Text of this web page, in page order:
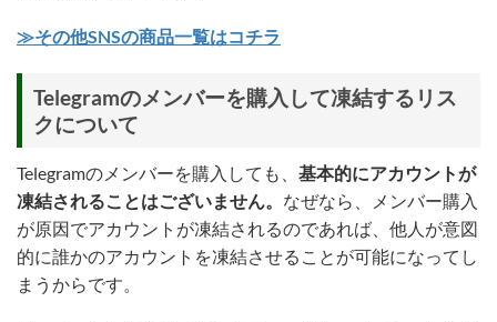
≫その他SNSの商品一覧はコチラ
Telegramのメンバーを購入して凍結するリス
クについて
Telegramのメンバーを購入しても、 基本的にアカウントが
凍結されることはございません。 なぜなら、メンバー購入
が原因でアカウントが凍結されるのであれば、他人が意図
的に誰かのアカウントを凍結させることが可能になってし
まうからです。